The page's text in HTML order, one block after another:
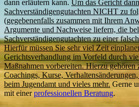
dann erläutern kann. Um das Gericht
Sachverständigengutachten NICHT zu
(gegebenenfalls zusammen mit Ihrem
Argumente und Nachweise liefern, die
Sachverständigengutachten zu einer
Hierfür müssen Sie sehr viel Zeit
Gerichtsverhandlung im Vorfeld durch
Maßnahmen vorbereiten. Hierzu gehören
Coachings, Kurse,
beim Jugendamt und vieles mehr. Gerne
mit einerprofessionellen Beratung.